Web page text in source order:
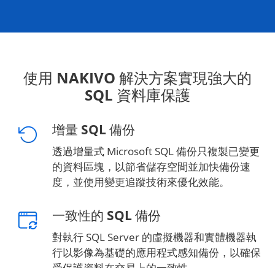
使用 NAKIVO 解決方案實現強大的
SQL 資料庫保護
增量 SQL 備份
透過增量式 Microsoft SQL 備份只複製已變更
的資料區塊，以節省儲存空間並加快備份速
度，並使用變更追蹤技術來優化效能。
一致性的 SQL 備份
對執行 SQL Server 的虛擬機器和實體機器執
行以影像為基礎的應用程式感知備份，以確保